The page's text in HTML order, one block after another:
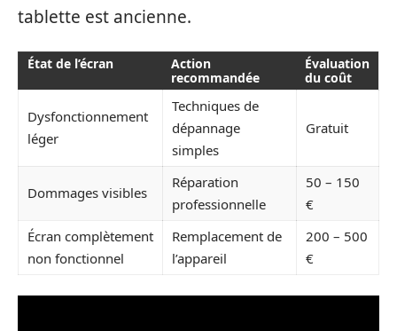
tablette est ancienne.
État de l’écran
Action
recommandée
Évaluation
du coût
Dysfonctionnement
léger
Techniques de
dépannage
simples
Gratuit
Dommages visibles
Réparation
professionnelle
50 – 150
€
Écran complètement
non fonctionnel
Remplacement de
l’appareil
200 – 500
€